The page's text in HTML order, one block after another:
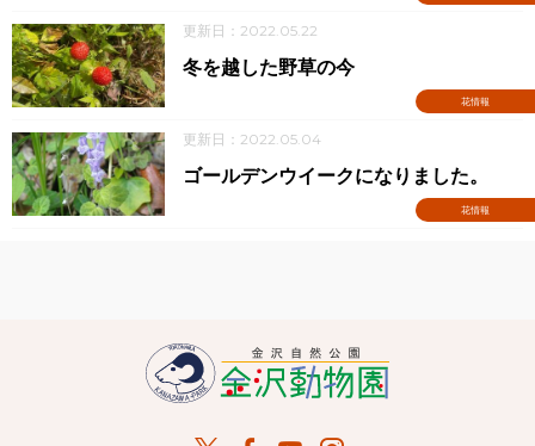
更新日：2022.05.22
花情報
冬を越した野草の今
更新日：2022.05.04
花情報
ゴールデンウイークになりました。